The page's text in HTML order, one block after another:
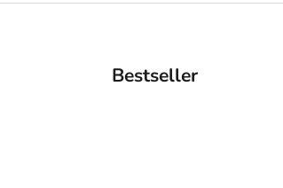
Bestseller